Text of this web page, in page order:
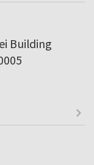
Building